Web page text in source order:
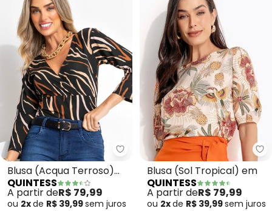
Quintess - Blusa (Acqua
Blusa (Acqua Terroso)
em Malha de Viscose
QUINTESS
A partir deR$ 79,99
ou 2xde R$ 39,99sem juros
Blusa (Sol Tropical) em
QUINTESS
A partir deR$ 79,99
ou 2xde R$ 39,99sem juros